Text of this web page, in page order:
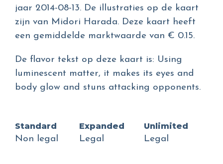
jaar 2014-08-13. De illustraties op de kaart
zijn van Midori Harada. Deze kaart heeft
een gemiddelde marktwaarde van € 0.15.
De flavor tekst op deze kaart is: Using
luminescent matter, it makes its eyes and
body glow and stuns attacking opponents.
Standard
Non legal
Expanded
Legal
Unlimited
Legal